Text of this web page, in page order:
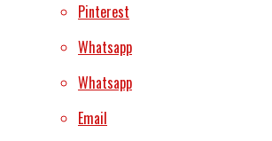
Pinterest
Whatsapp
Whatsapp
Email